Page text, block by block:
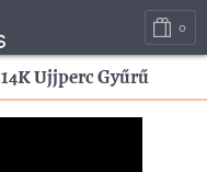
0
Ujjperc Gyűrű